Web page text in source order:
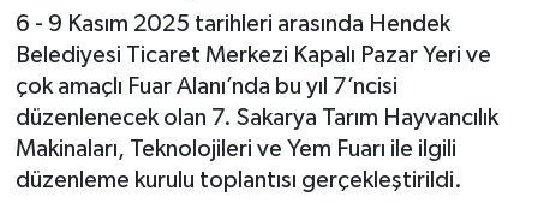
6 - 9 Kasım 2025 tarihleri arasında Hendek
Belediyesi Ticaret Merkezi Kapalı Pazar Yeri ve
çok amaçlı Fuar Alanı’nda bu yıl 7’ncisi
düzenlenecek olan 7. Sakarya Tarım Hayvancılık
Makinaları, Teknolojileri ve Yem Fuarı ile ilgili
düzenleme kurulu toplantısı gerçekleştirildi.
Haber Arşivi